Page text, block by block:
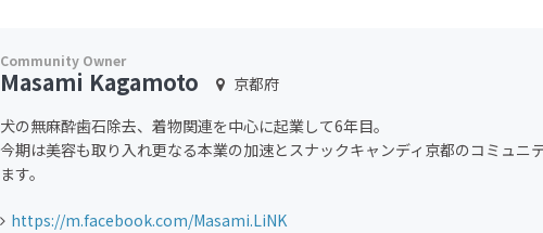
Masami Kagamoto
京都府
犬の無麻酔歯石除去、着物関連を中心に起業して6年目。
今期は美容も取り入れ更なる本業の加速とスナックキャンディ京都のコミュニ
ます。
https://m.facebook.com/Masami.LiNK